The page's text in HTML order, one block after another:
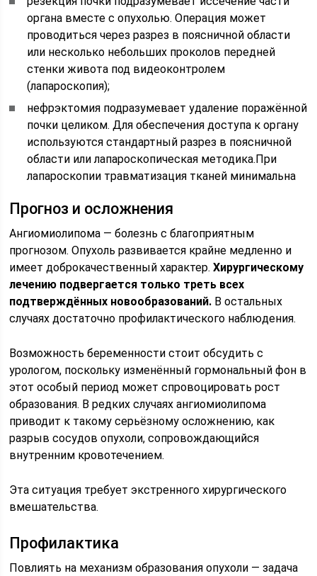
органа вместе с опухолью. Операция может
проводиться через разрез в поясничной области
или несколько небольших проколов передней
стенки живота под видеоконтролем
(лапароскопия);
нефрэктомия подразумевает удаление поражённой
почки целиком. Для обеспечения доступа к органу
используются стандартный разрез в поясничной
области или лапароскопическая методика.При
лапароскопии травматизация тканей минимальна
Прогноз и осложнения
Ангиомиолипома — болезнь с благоприятным
прогнозом. Опухоль развивается крайне медленно и
имеет доброкачественный характер.Хирургическому
лечению подвергается только треть всех
подтверждённых новообразований. В остальных
случаях достаточно профилактического наблюдения.
Возможность беременности стоит обсудить с
урологом, поскольку изменённый гормональный фон в
этот особый период может спровоцировать рост
образования. В редких случаях ангиомиолипома
приводит к такому серьёзному осложнению, как
разрыв сосудов опухоли, сопровождающийся
внутренним кровотечением.
Эта ситуация требует экстренного хирургического
вмешательства.
Профилактика
Повлиять на механизм образования опухоли — задача